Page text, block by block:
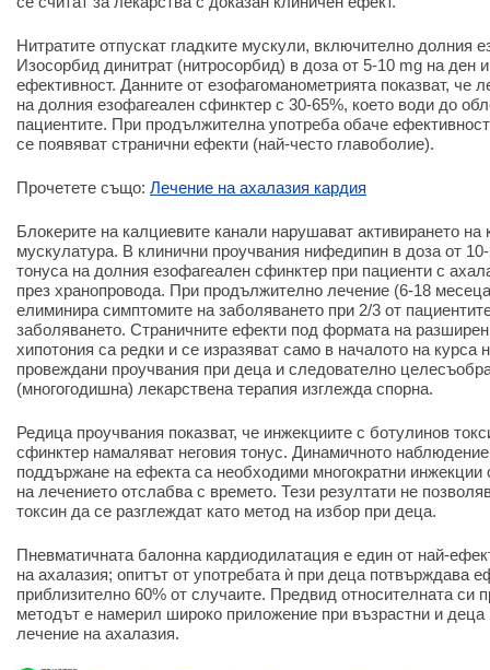
Нитратите отпускат гладките мускули, включително долния
Изосорбид динитрат (нитросорбид) в доза от 5-10 mg на ден
ефективност. Данните от езофагоманометрията показват, че
на долния езофагеален сфинктер с 30-65%, което води до
пациентите. При продължителна употреба обаче
се появяват странични ефекти (най-често главоболие).
Прочетете също: Лечение на ахалазия кардия
Блокерите на калциевите канали нарушават активирането на
мускулатура. В клинични проучвания нифедипин в доза от
тонуса на долния езофагеален сфинктер при пациенти с
през хранопровода. При продължително лечение (6-18
елиминира симптомите на заболяването при 2/3 от
заболяването. Страничните ефекти под формата на
хипотония са редки и се изразяват само в началото на курса
провеждани проучвания при деца и следователно
(многогодишна) лекарствена терапия изглежда спорна.
Редица проучвания показват, че инжекциите с ботулинов
сфинктер намаляват неговия тонус. Динамичното
поддържане на ефекта са необходими многократни инжекции
на лечението отслабва с времето. Тези резултати не
токсин да се разглеждат като метод на избор при деца.
Пневматичната балонна кардиодилатация е един от най-
на ахалазия; опитът от употребата ѝ при деца потвърждава
приблизително 60% от случаите. Предвид относителната си
методът е намерил широко приложение при възрастни и деца
лечение на ахалазия.